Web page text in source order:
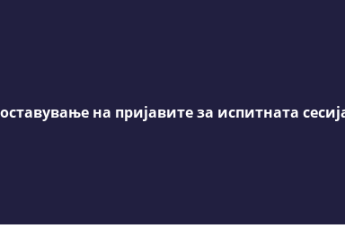
на пријавите за испитната